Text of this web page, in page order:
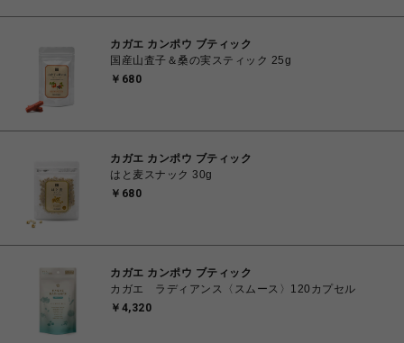
カガエ カンポウ ブティック
国産山査子＆桑の実スティック 25g
￥680
カガエ カンポウ ブティック
はと麦スナック 30g
￥680
カガエ カンポウ ブティック
カガエ ラディアンス〈スムース〉120カプセル
￥4,320